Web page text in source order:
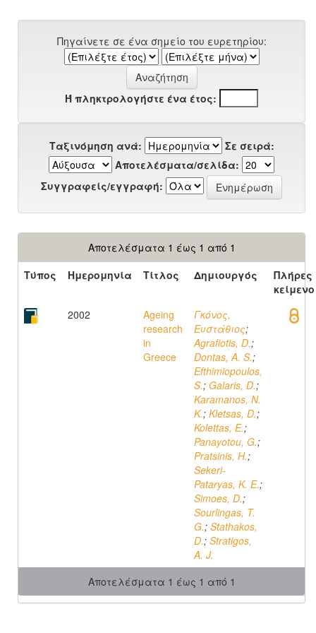
Πηγαίνετε σε ένα σημείο του ευρετηρίου:
Ή πληκτρολογήστε ένα έτος:
Ταξινόμηση ανά:
Σε σειρά:
Αποτελέσματα/σελίδα:
Συγγραφείς/εγγραφή:
Αποτελέσματα 1 έως 1 από 1
Τύπος
Ημερομηνία Τίτλος Δημιουργός
Πλήρες
κείμενο
2002
Ageing
research
in
Greece
Γκόνος,
Ευστάθιος;
Agrafiotis, D.;
Dontas, A. S.;
Efthimiopoulos,
S.; Galaris, D.;
Karamanos, N.
K.; Kletsas, D.;
Kolettas, E.;
Panayotou, G.;
Pratsinis, H.;
Sekeri-
Pataryas, K. E.;
Simoes, D.;
Sourlingas, T.
G.; Stathakos,
D.; Stratigos,
A. J.
Αποτελέσματα 1 έως 1 από 1